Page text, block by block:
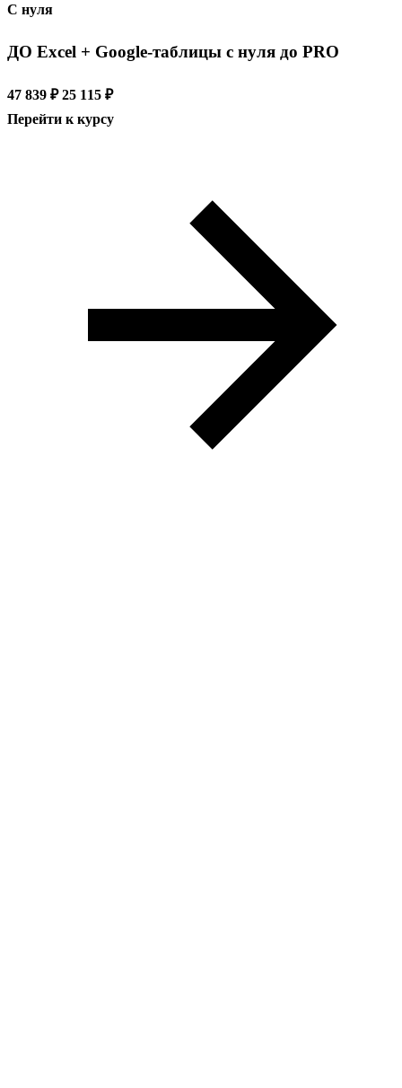
С нуля
ДО Excel + Google-таблицы с нуля до PRO
47 839 ₽ 25 115 ₽
Перейти к курсу